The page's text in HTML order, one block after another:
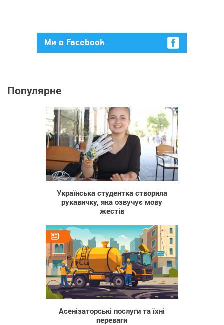
Ми в Facebook
Популярне
1 051
Українська студентка створила
рукавичку, яка озвучує мову
жестів
65
Асенізаторські послуги та їхні
переваги